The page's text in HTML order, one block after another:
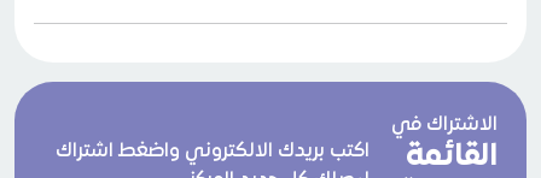
الاشتراك في
القائمة
اكتب بريدك الالكتروني واضغط اشتراك